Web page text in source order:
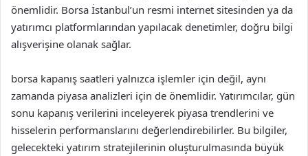
önemlidir. Borsa İstanbul’un resmi internet sitesinden ya da
yatırımcı platformlarından yapılacak denetimler, doğru bilgi
alışverişine olanak sağlar.
borsa kapanış saatleri yalnızca işlemler için değil, aynı
zamanda piyasa analizleri için de önemlidir. Yatırımcılar, gün
sonu kapanış verilerini inceleyerek piyasa trendlerini ve
hisselerin performanslarını değerlendirebilirler. Bu bilgiler,
gelecekteki yatırım stratejilerinin oluşturulmasında büyük